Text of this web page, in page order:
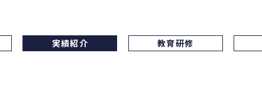
実績紹介 教育研修